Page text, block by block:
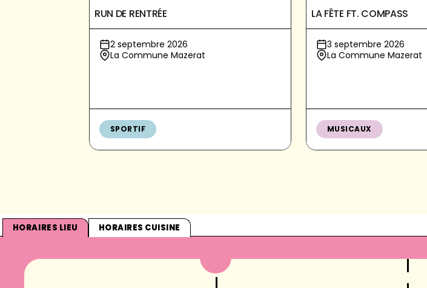
RUN DE RENTRÉE
2 septembre 2026
La Commune Mazerat
SPORTIF
LA FÊTE FT. COMPASS
3 septembre 2026
La Commune Mazerat
MUSICAUX
HORAIRES LIEU HORAIRES CUISINE